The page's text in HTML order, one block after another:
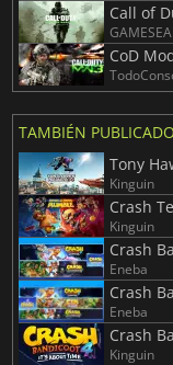
CoD
TAMBIÉN
Tony
Kinguin
Crash
Kinguin
Eneba
Eneba
Crash
Kinguin